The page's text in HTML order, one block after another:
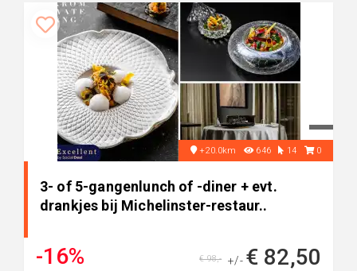
+20.0km 646 14 0
3- of 5-gangenlunch of -diner + evt.
drankjes bij Michelinster-restaur..
-16% +/- € 82,50
€ 98,-